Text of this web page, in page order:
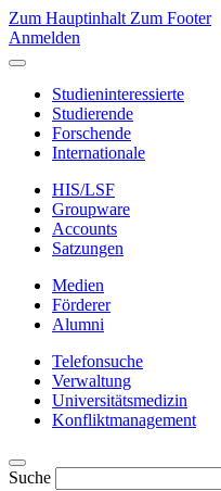
Zum Hauptinhalt Zum Footer
Anmelden
Studieninteressierte
Studierende
Forschende
Internationale
HIS/LSF
Groupware
Accounts
Satzungen
Medien
Förderer
Alumni
Telefonsuche
Verwaltung
Universitätsmedizin
Konfliktmanagement
Suche